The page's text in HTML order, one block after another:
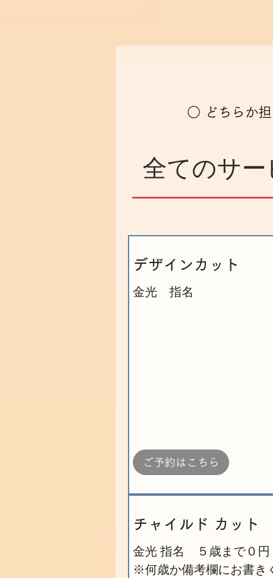
○ どちらか
全てのサ
デザインカット
金光 指名
ご予約はこちら
チャイルド カット
金光 指名 ５歳まで０
※何歳か備考欄にお書き